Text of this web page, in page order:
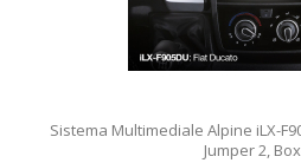
Sistema Multimediale Alpine iLX-
Jumper 2,